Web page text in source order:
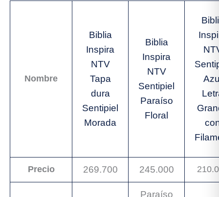
Nombre
Biblia
Inspira
NTV
Tapa
dura
Sentipiel
Morada
Biblia
Inspira
NTV
Sentipiel
Paraíso
Floral
Precio 269.700 245.000
Paraíso